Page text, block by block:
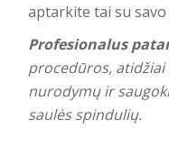
aptarkite tai su
Profesionalus
procedūros,
nurodymų ir
saulės spindulių.